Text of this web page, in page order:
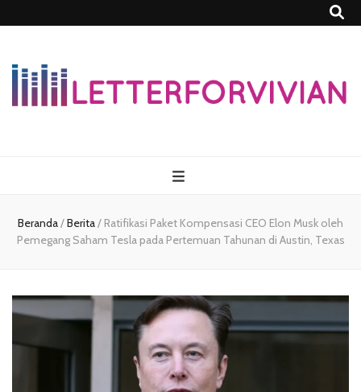
Beranda/Berita/ Ratifikasi Paket Kompensasi CEO Elon Musk oleh
Pemegang Saham Tesla pada Pertemuan Tahunan di Austin, Texas